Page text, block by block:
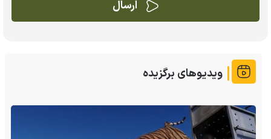
ویدیوهای برگزیده